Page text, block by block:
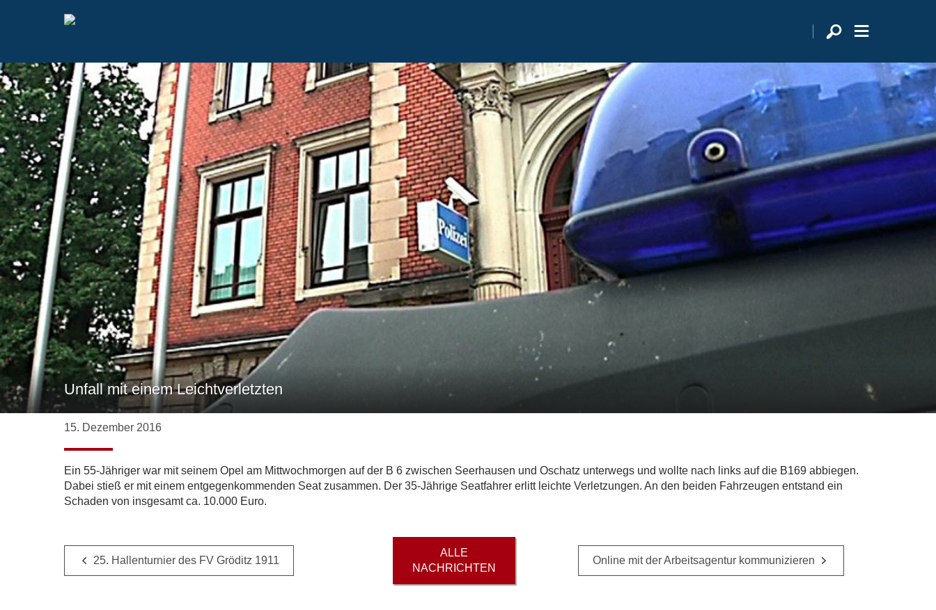
Unfall mit einem Leichtverletzten
15. Dezember 2016
Ein 55-Jähriger war mit seinem Opel am Mittwochmorgen auf der B 6 zwischen Seerhausen und Oschatz unterwegs und wollte nach links auf die B169 abbiegen.
Dabei stieß er mit einem entgegenkommenden Seat zusammen. Der 35-Jährige Seatfahrer erlitt leichte Verletzungen. An den beiden Fahrzeugen entstand ein
Schaden von insgesamt ca. 10.000 Euro.
25. Hallenturnier des FV Gröditz 1911
ALLE
NACHRICHTEN
Online mit der Arbeitsagentur kommunizieren